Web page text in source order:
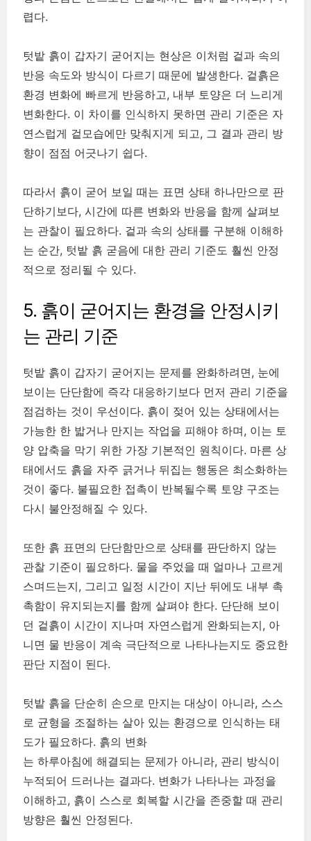
렵다.
텃밭 흙이 갑자기 굳어지는 현상은 이처럼 겉과 속의
반응 속도와 방식이 다르기 때문에 발생한다. 겉흙은
환경 변화에 빠르게 반응하고, 내부 토양은 더 느리게
변화한다. 이 차이를 인식하지 못하면 관리 기준은 자
연스럽게 겉모습에만 맞춰지게 되고, 그 결과 관리 방
향이 점점 어긋나기 쉽다.
따라서 흙이 굳어 보일 때는 표면 상태 하나만으로 판
단하기보다, 시간에 따른 변화와 반응을 함께 살펴보
는 관찰이 필요하다. 겉과 속의 상태를 구분해 이해하
는 순간, 텃밭 흙 굳음에 대한 관리 기준도 훨씬 안정
적으로 정리될 수 있다.
5. 흙이 굳어지는 환경을 안정시키
는 관리 기준
텃밭 흙이 갑자기 굳어지는 문제를 완화하려면, 눈에
보이는 단단함에 즉각 대응하기보다 먼저 관리 기준을
점검하는 것이 우선이다. 흙이 젖어 있는 상태에서는
가능한 한 밟거나 만지는 작업을 피해야 하며, 이는 토
양 압축을 막기 위한 가장 기본적인 원칙이다. 마른 상
태에서도 흙을 자주 긁거나 뒤집는 행동은 최소화하는
것이 좋다. 불필요한 접촉이 반복될수록 토양 구조는
다시 불안정해질 수 있다.
또한 흙 표면의 단단함만으로 상태를 판단하지 않는
관찰 기준이 필요하다. 물을 주었을 때 얼마나 고르게
스며드는지, 그리고 일정 시간이 지난 뒤에도 내부 촉
촉함이 유지되는지를 함께 살펴야 한다. 단단해 보이
던 겉흙이 시간이 지나며 자연스럽게 완화되는지, 아
니면 물 반응이 계속 극단적으로 나타나는지도 중요한
판단 지점이 된다.
텃밭 흙을 단순히 손으로 만지는 대상이 아니라, 스스
로 균형을 조절하는 살아 있는 환경으로 인식하는 태
도가 필요하다. 흙의 변화
는 하루아침에 해결되는 문제가 아니라, 관리 방식이
누적되어 드러나는 결과다. 변화가 나타나는 과정을
이해하고, 흙이 스스로 회복할 시간을 존중할 때 관리
방향은 훨씬 안정된다.